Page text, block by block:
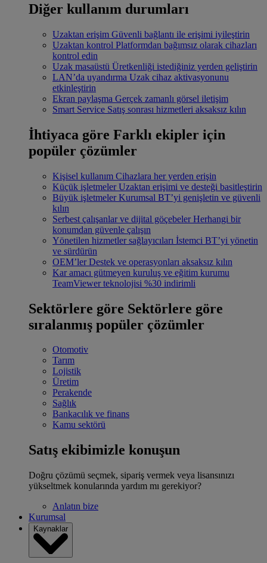
Diğer kullanım durumları
Uzaktan erişim Güvenli bağlantı ile erişimi iyileştirin
Uzaktan kontrol Platformdan bağımsız olarak cihazları
kontrol edin
Uzak masaüstü Üretkenliği istediğiniz yerden geliştirin
LAN’da uyandırma Uzak cihaz aktivasyonunu
etkinleştirin
Ekran paylaşma Gerçek zamanlı görsel iletişim
Smart Service Satış sonrası hizmetleri aksaksız kılın
İhtiyaca göre Farklı ekipler için
popüler çözümler
Kişisel kullanım Cihazlara her yerden erişin
Küçük işletmeler Uzaktan erişimi ve desteği basitleştirin
Büyük işletmeler Kurumsal BT’yi genişletin ve güvenli
kılın
Serbest çalışanlar ve dijital göçebeler Herhangi bir
konumdan güvenle çalışın
Yönetilen hizmetler sağlayıcıları İstemci BT’yi yönetin
ve sürdürün
OEM’ler Destek ve operasyonları aksaksız kılın
Kar amacı gütmeyen kuruluş ve eğitim kurumu
TeamViewer teknolojisi %30 indirimli
Sektörlere göre Sektörlere göre
sıralanmış popüler çözümler
Otomotiv
Tarım
Lojistik
Üretim
Perakende
Sağlık
Bankacılık ve finans
Kamu sektörü
Satış ekibimizle konuşun
Doğru çözümü seçmek, sipariş vermek veya lisansınızı
yükseltmek konularında yardım mı gerekiyor?
Anlatın bize
Kurumsal
Kaynaklar